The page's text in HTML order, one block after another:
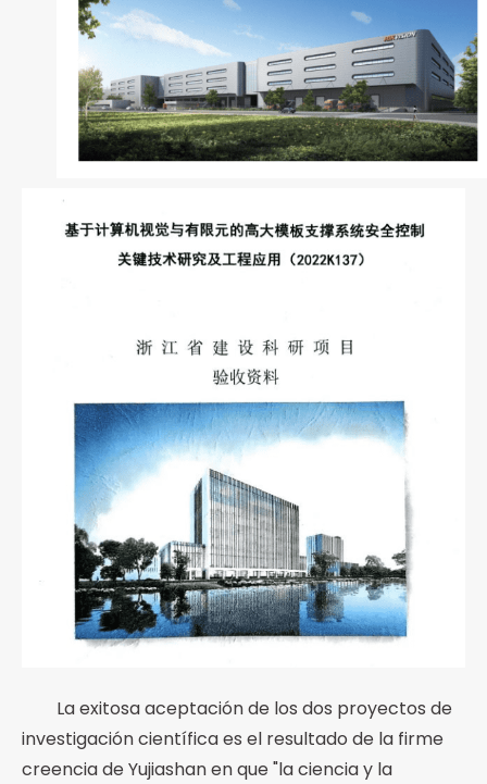
La exitosa aceptación de los dos proyectos de
investigación científica es el resultado de la firme
creencia de Yujiashan en que "la ciencia y la